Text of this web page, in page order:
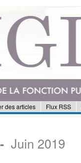
des articles Flux RSS
- Juin 2019